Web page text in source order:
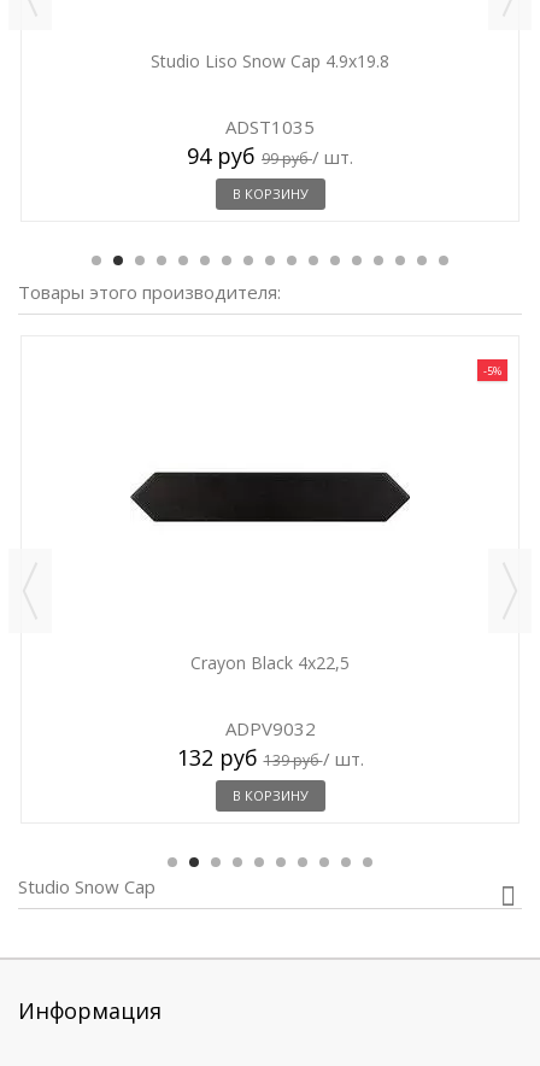
Studio Liso Snow Cap 4.9x19.8
ADST1035
94 руб 99 руб/ шт.
В КОРЗИНУ
Товары этого производителя:
-5%
Crayon Black 4x22,5
ADPV9032
132 руб139 руб/ шт.
В КОРЗИНУ
Studio Snow Cap
Информация